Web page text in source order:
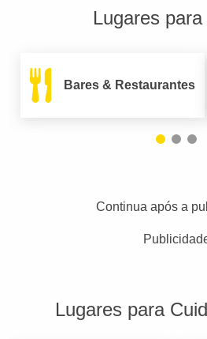
Lugares
Bares & Restaurantes
Continua após a
Lugares para